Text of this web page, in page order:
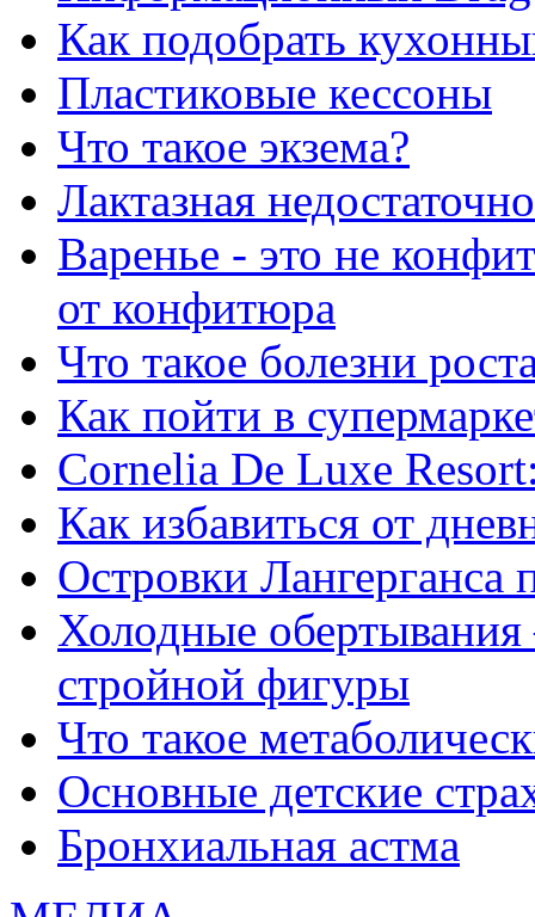
Как подобрать
Пластиковые кессоны
Что такое экзема?
Лактазная
Варенье - это не
от конфитюра
Что такое болезни
Как пойти в
Сornelia De Luxe
Как избавиться от
Островки
Холодные обертывания
стройной фигуры
Что такое
Основные детские
Бронхиальная астма